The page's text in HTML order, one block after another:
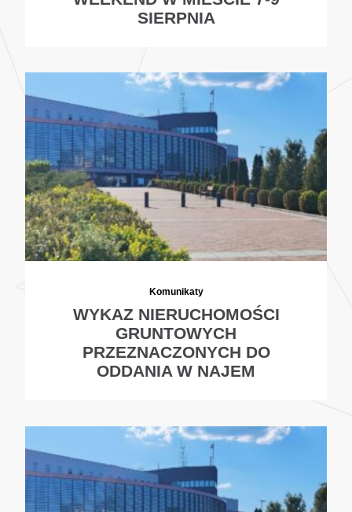
SIERPNIA
Komunikaty
WYKAZ NIERUCHOMOŚCI
GRUNTOWYCH
PRZEZNACZONYCH DO
ODDANIA W NAJEM